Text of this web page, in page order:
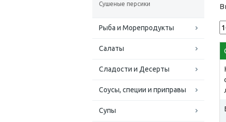
Сушеные персики
Рыба и Морепродукты
Салаты
Сладости и Десерты
Соусы, специи и приправы
Супы